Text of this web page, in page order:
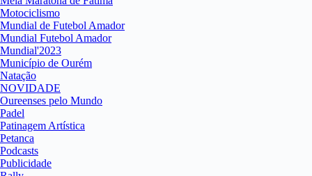
Motociclismo
Mundial de Futebol Amador
Mundial Futebol Amador
Mundial'2023
Município de Ourém
Natação
NOVIDADE
Oureenses pelo Mundo
Padel
Patinagem Artística
Petanca
Podcasts
Publicidade